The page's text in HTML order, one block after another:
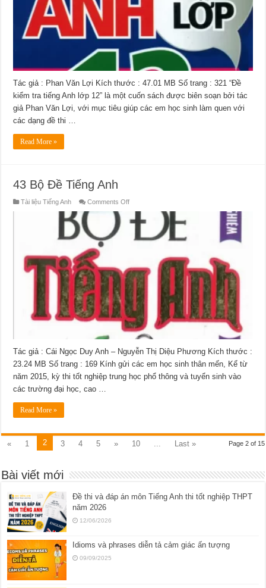
Tác giả : Phan Văn Lợi Kích thước : 47.01 MB Số trang : 321 “Đề
kiểm tra tiếng Anh lớp 12” là một cuốn sách được biên soạn bởi tác
giả Phan Văn Lợi, với mục tiêu giúp các em học sinh làm quen với
các dạng đề thi …
Read More »
43 Bộ Đề Tiếng Anh
Tài liệu Tiếng Anh Comments Offon
Đề
Anh
Tác giả : Cái Ngọc Duy Anh – Nguyễn Thị Diệu Phương Kích thước :
23.24 MB Số trang : 169 Kính gửi các em học sinh thân mến, Kể từ
năm 2015, kỳ thi tốt nghiệp trung học phổ thông và tuyển sinh vào
các trường đại học, cao …
Read More »
Page 2 of 15
« 1 2 3 4 5 » 10 Last »
Bài viết mới
Đề thi và đáp án môn Tiếng Anh thi tốt nghiệp THPT
năm 2026
12/06/2026
Idioms và phrases diễn tả cảm giác ấn tượng
09/09/2025